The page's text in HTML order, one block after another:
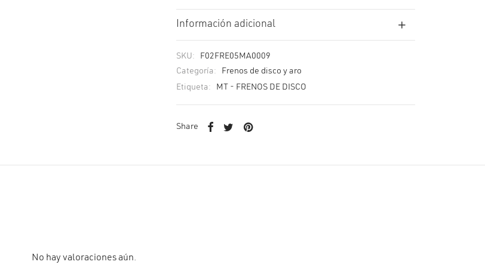
Información adicional
SKU:
F02FRE05MA0009
Categoría:
Frenos de disco y aro
Etiqueta:
MT - FRENOS DE DISCO
Share
No hay valoraciones aún.